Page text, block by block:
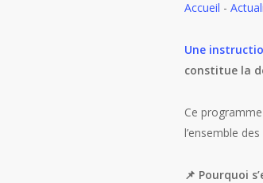
Accueil -
Une
constitue la
Ce
l’ensemble
📌 Pourquoi